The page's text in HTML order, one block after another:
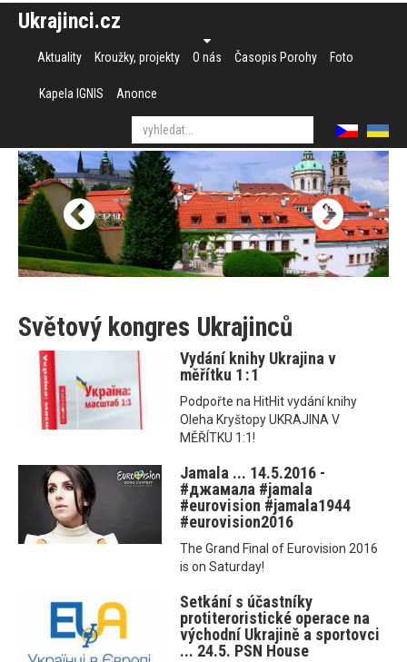
Ukrajinci.cz
Aktuality Kroužky, projekty O nás Časopis Porohy Foto
Kapela IGNIS Anonce
Světový kongres Ukrajinců
Vydání knihy Ukrajina v
měřítku 1 : 1
Podpořte na HitHit vydání knihy
Oleha Kryštopy UKRAJINA V
MĚŘÍTKU 1:1!
Jamala ... 14.5.2016 -
#‎джамала‬ ‪#‎jamala‬
‪#‎eurovision‬ ‪#‎jamala1944‬
‪#‎eurovision2016
The Grand Final of Eurovision 2016
is on Saturday!
Setkání s účastníky
protiteroristické operace na
východní Ukrajině a sportovci
... 24.5. PSN House